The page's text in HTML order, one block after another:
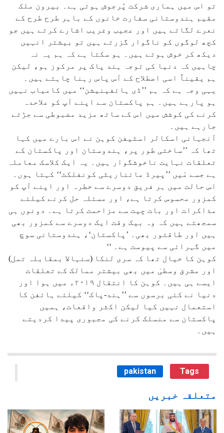
تو اس میں ہماری شرکت پُرجوش ہوتی ہے۔ بیرون ملک
مقیم ہندوستانی سفارت خانوں کے باہر طرح طرح کے
نعرے لگاتے ہیں اور عجیب وغریب اشارے کرتے ہیں جو
کچھ لوگوں کو ناگوار گزرتے ہیں تو بیشتر انہیں
دیکھ کر خوش ہوتے ہیں۔ ہو سکتا ہے کہ ہم یہ نہ
چاہیں کہ دنیا کی توجہ ہند پاک پر مرکوز ہو، لیکن
ہم یقیناً اسی اصطلاح کے آس پاس رہنا چاہتے ہیں۔
یہی وجہ ہے کہ ہم ’’ڈی ہائفینیشن‘‘ میں کامیاب نہیں
ہو پارہے ہیں۔ ہم پاکستان سے اپنے آپ کو علاحدہ
کرنے کی کوشش میں اس کے ساتھ مزید مضبوطی سے جڑتے
جارہے ہیں۔
آنجہانی اسکالر اسٹیفن کوہن نے اس بارے میں کہا
تھا کہ ’’ساختی طور پر، ہندوستان اور پاکستان کے
تعلقات نہایت ناخوشگوار ہیں۔ یہ ایک کلاسک معاملہ
ہے جسے مَیں ’’پیرڈ مائناریٹی کونفلکٹ‘‘ کہتا ہوں۔
اس حالت میں ہر فریق دوسرے سے خطرہ اور اپنے آپ کو
کمزور محسوس کرتا ہے، اور مسئلہ حل کرنے کیلئے
مذاکرات اور بات چیت سے مزاحمت کرتا ہے۔ دونوں ہی
سمجھتے ہیں کہ وہ بیک وقت ایک دوسرے سے کمزور بھی
ہیں اور طاقتور بھی۔ ’پاکستان‘، ہندوستانی سوچ
میں گہرائی سے پیوست ہے۔ ‘‘
کوہن کا خیال تھا کہ سری لنکا (سنہالا بمقابلہ تمل)
اور مشرق وسطیٰ میں بھی بیشتر ممالک کے تعلقات
ایسے ہی ہیں۔ کوہن کا انتقال ۲۰۱۹ء میں ہوا اور
دنیا نے کئی برسوں سے ’’ہند-پاک‘‘ کیلئے ہائفن کا
استعمال نہیں کیا لیکن اکثر واقعات، ہمیں
پاکستان سے منسلک کرنے کی مجبوری پیدا کردیتے
ہیں۔
pakistan Tags
متعلقہ خبریں